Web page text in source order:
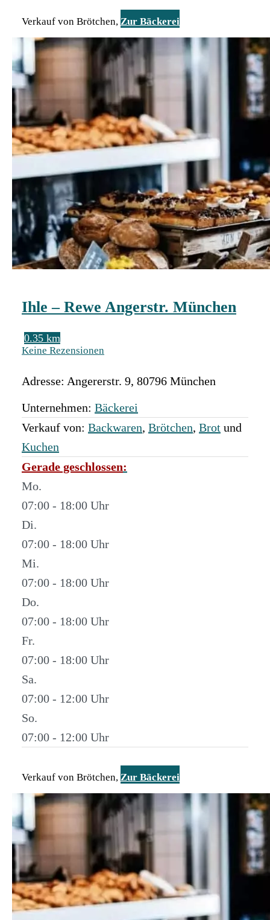
Verkauf von Brötchen, Zur Bäckerei
Ihle – Rewe Angerstr. München
0.35 km
Keine Rezensionen
Adresse: Angererstr. 9, 80796 München
Unternehmen: Bäckerei
Verkauf von: Backwaren, Brötchen, Brot und
Kuchen
Gerade geschlossen:
Mo.
07:00 - 18:00
Di.
07:00 - 18:00
Mi.
07:00 - 18:00
Do.
07:00 - 18:00
Fr.
07:00 - 18:00
Sa.
07:00 - 12:00
So.
07:00 - 12:00
Verkauf von Brötchen, Zur Bäckerei